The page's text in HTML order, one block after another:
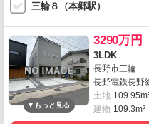
三輪８（本郷駅）
3290万円
3LDK
長野市三輪
長野電鉄長野
土地
建物 109.3m²